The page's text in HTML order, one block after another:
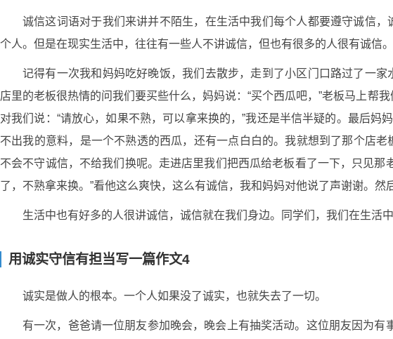
诚信这词语对于我们来讲并不陌生，在生活中我们每个人都要遵守诚信
个人。但是在现实生活中，往往有一些人不讲诚信，但也有很多的人很有诚信。
记得有一次我和妈妈吃好晚饭，我们去散步，走到了小区门口路过了一
店里的老板很热情的问我们要买些什么，妈妈说：“买个西瓜吧，”老板马上帮
对我们说：“请放心，如果不熟，可以拿来换的，”我还是半信半疑的。最后
不出我的意料，是一个不熟透的西瓜，还有一点白白的。我就想到了那个店
不会不守诚信，不给我们换呢。走进店里我们把西瓜给老板看了一下，只见
了，不熟拿来换。”看他这么爽快，这么有诚信，我和妈妈对他说了声谢谢。然
生活中也有好多的人很讲诚信，诚信就在我们身边。同学们，我们在生活
用诚实守信有担当写一篇作文4
诚实是做人的根本。一个人如果没了诚实，也就失去了一切。
有一次，爸爸请一位朋友参加晚会，晚会上有抽奖活动。这位朋友因为